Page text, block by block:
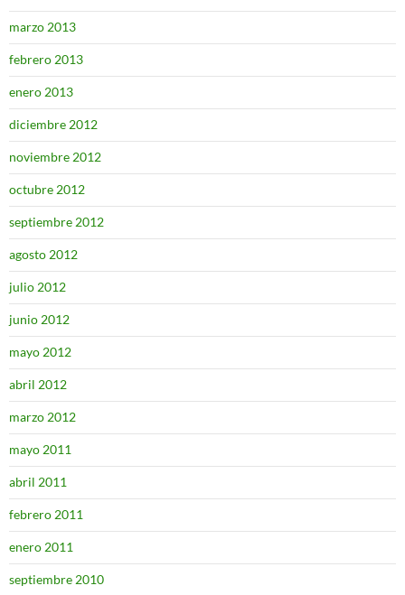
marzo 2013
febrero 2013
enero 2013
diciembre 2012
noviembre 2012
octubre 2012
septiembre 2012
agosto 2012
julio 2012
junio 2012
mayo 2012
abril 2012
marzo 2012
mayo 2011
abril 2011
febrero 2011
enero 2011
septiembre 2010